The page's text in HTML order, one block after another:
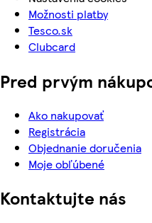
Možnosti platby
Tesco.sk
Clubcard
Pred prvým
Ako nakupovať
Registrácia
Objednanie doručenia
Moje obľúbené
Kontaktujte nás